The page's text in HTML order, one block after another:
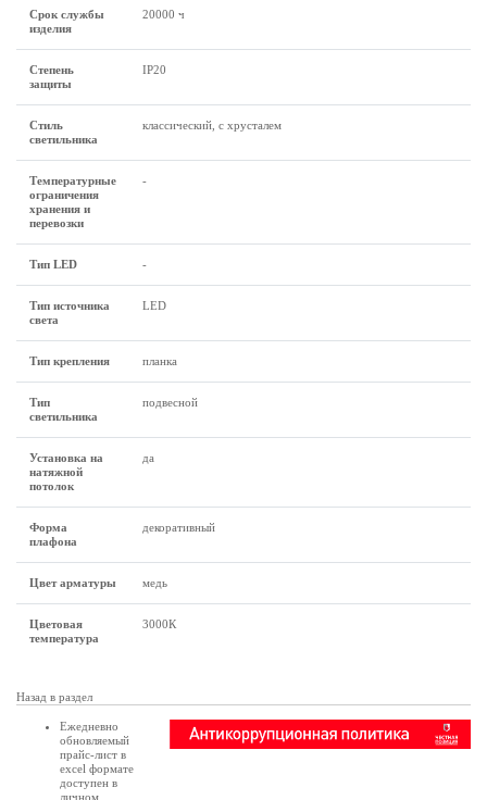
Срок службы
изделия
20000 ч
Степень
защиты
IP20
Стиль
светильника
классический, с хрусталем
Температурные
ограничения
хранения и
перевозки
-
Тип LED -
Тип источника
света
LED
Тип крепления планка
Тип
светильника
подвесной
Установка на
натяжной
потолок
да
Форма
плафона
декоративный
Цвет арматуры медь
Цветовая
температура
3000К
Назад в раздел
Ежедневно
обновляемый
прайс-лист в
excel формате
доступен в
личном